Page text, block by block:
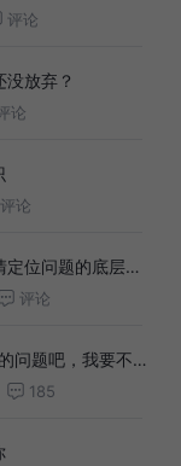
评论
放弃？
论
评论
位问题的底层逻
评论
问题吧，我要不要
185